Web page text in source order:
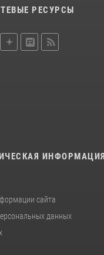
РЕСУРСЫ
ИНФОРМАЦИЯ
сайта
данных